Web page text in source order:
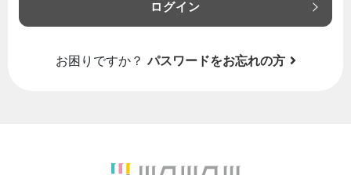
ログイン
お困りですか？ パスワードをお忘れの方